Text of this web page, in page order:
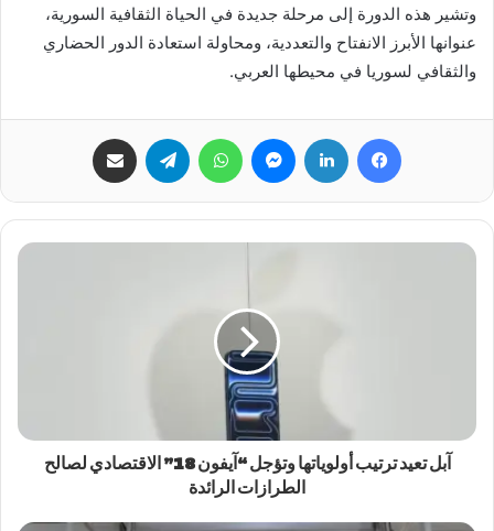
وتشير هذه الدورة إلى مرحلة جديدة في الحياة الثقافية السورية،
عنوانها الأبرز الانفتاح والتعددية، ومحاولة استعادة الدور الحضاري
والثقافي لسوريا في محيطها العربي.
فيسبوك لينكدإن ماسنجر واتساب تيلقرام
آبل تعيد ترتيب أولوياتها وتؤجل “آيفون 18” الاقتصادي لصالح
الطرازات الرائدة